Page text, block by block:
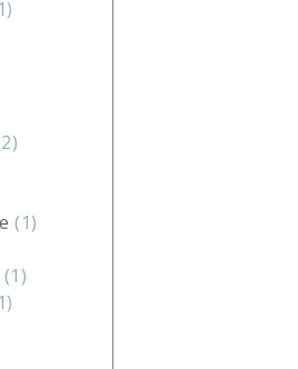
(1)
(1)